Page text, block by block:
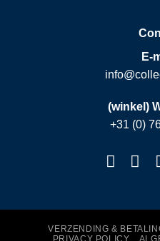
E-
(winkel)
+31 (0)
VERZENDING &
PRIVACY POLICY